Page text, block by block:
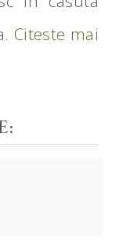
Citeste mai